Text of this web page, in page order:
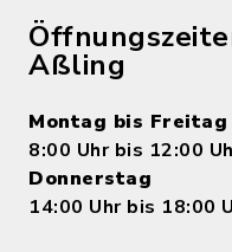
Aßling
Montag bis Freitag
8:00 Uhr bis 12:00
Donnerstag
14:00 Uhr bis 18:00